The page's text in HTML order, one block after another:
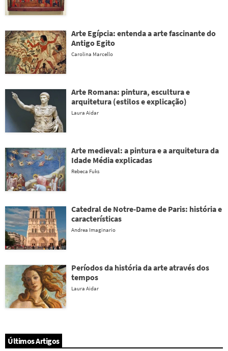
Arte Egípcia: entenda a arte fascinante do
Antigo Egito
Carolina Marcello
Arte Romana: pintura, escultura e
arquitetura (estilos e explicação)
Laura Aidar
Arte medieval: a pintura e a arquitetura da
Idade Média explicadas
Rebeca Fuks
Catedral de Notre-Dame de Paris: história e
características
Andrea Imaginario
Períodos da história da arte através dos
tempos
Laura Aidar
Últimos Artigos